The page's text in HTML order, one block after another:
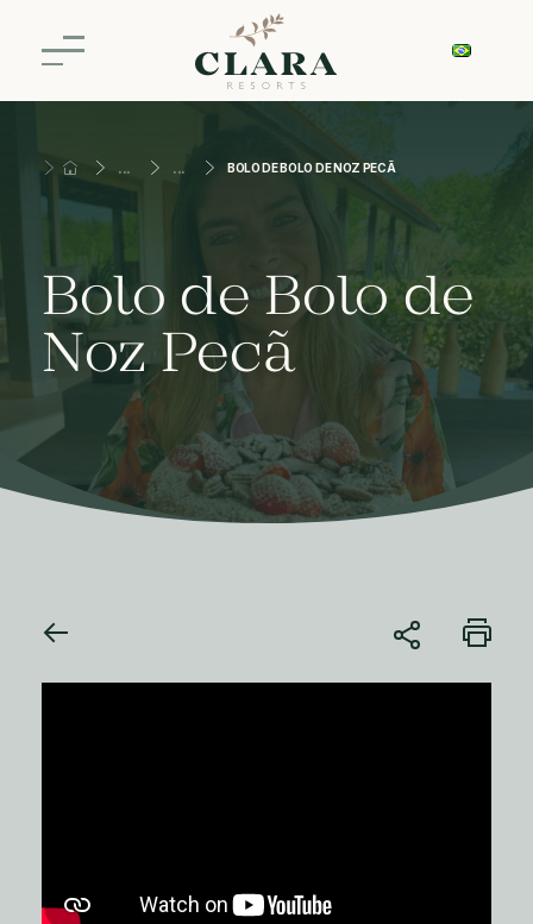
BOLO DE BOLO DE NOZ PECÃ
Bolo de Bolo de
Noz Pecã